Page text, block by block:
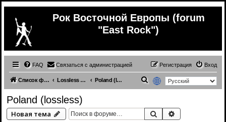
Рок Восточной Европы (forum
"East Rock")
FAQ Связаться с администрацией Вход
Регистрация
Список форумов Lossless (East Europe music) Poland (lossless)
с
Poland (lossless)
Новая тема Поиск